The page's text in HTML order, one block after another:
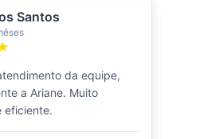
Santos
da equipe,
a Ariane. Muito
eficiente.